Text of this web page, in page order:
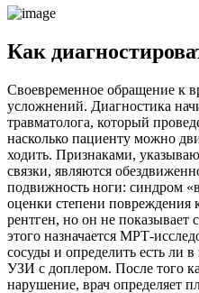
Как
Своевременное обращение к
усложнений. Диагностика
травматолога, который
насколько пациенту можно
ходить. Признаками,
связки, являются
подвижность ноги: синдром
оценки степени повреждения
рентген, но он не показывает
этого назначается МРТ-
сосуды и определить есть ли
УЗИ с доплером. После того
нарушение, врач определяет